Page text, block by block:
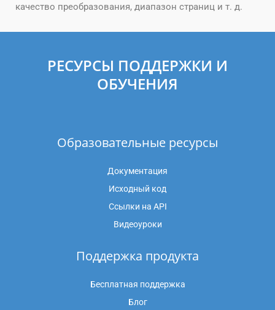
качество преобразования, диапазон страниц и т. д.
РЕСУРСЫ ПОДДЕРЖКИ И
ОБУЧЕНИЯ
Образовательные ресурсы
Документация
Исходный код
Ссылки на API
Видеоуроки
Поддержка продукта
Бесплатная поддержка
Блог